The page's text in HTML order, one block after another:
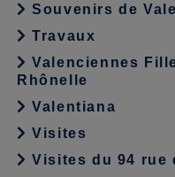
Souvenirs de
Travaux
Valenciennes
Rhônelle
Valentiana
Visites
Visites du 94 rue